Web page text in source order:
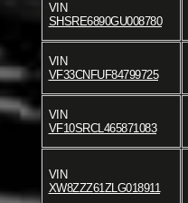
VIN
SHSRE6890GU008780
VIN
VF33CNFUF84799725
VIN
VF10SRCL465871083
VIN
XW8ZZZ61ZLG018911